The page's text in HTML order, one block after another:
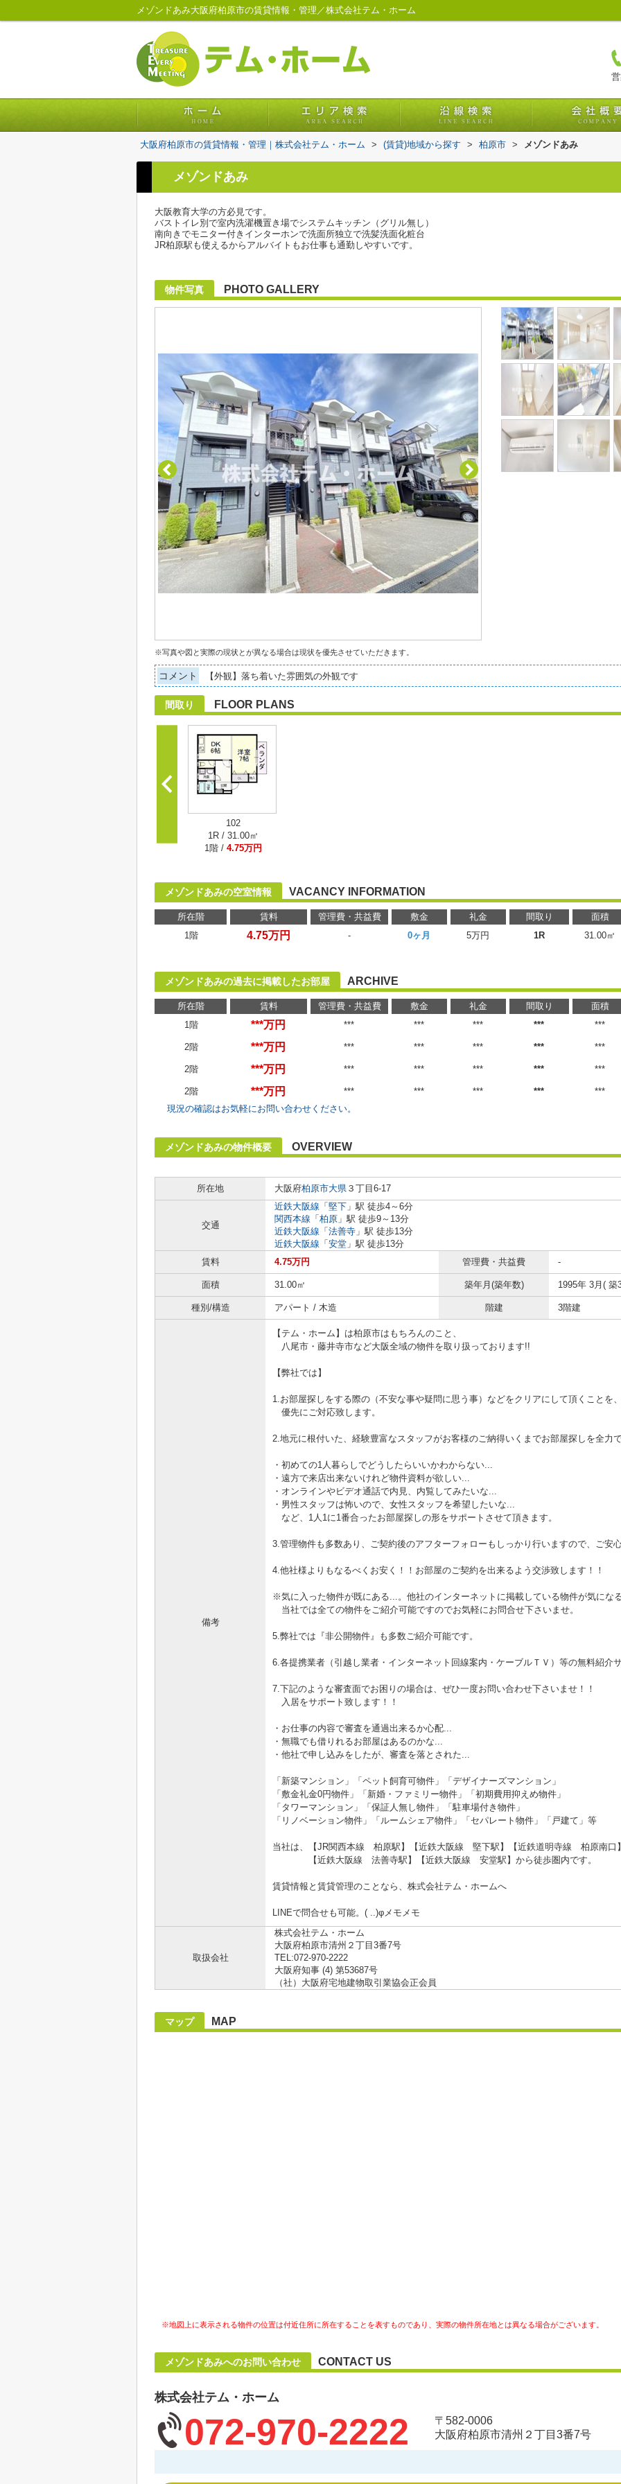
メゾンドあみ大阪府柏原市の賃貸情報・管理／株式会社テム・ホーム
大阪府柏原市の賃貸情報・管理｜株式会社テム・ホーム > (賃貸)地域から探す > 柏原市 > メゾンドあみ
メゾンドあみ
大阪教育大学の方必見です。
バストイレ別で室内洗濯機置き場でシステムキッチン（グリル無し）
南向きでモニター付きインターホンで洗面所独立で洗髪洗面化粧台
JR柏原駅も使えるからアルバイトもお仕事も通勤しやすいです。
物件写真 PHOTO GALLERY
※写真や図と実際の現状とが異なる場合は現状を優先させていただきます。
コメント 【外観】落ち着いた雰囲気の外観です
間取り FLOOR PLANS
102
1R / 31.00㎡
1階 / 4.75万円
メゾンドあみの空室情報 VACANCY INFORMATION
所在階 賃料 管理費・共益費 敷金 礼金 間取り 面積
1階
4.75万円 - 0ヶ月 5万円 1R 31.00㎡
メゾンドあみの過去に掲載したお部屋 ARCHIVE
所在階 賃料 管理費・共益費 敷金 礼金 間取り 面積
1階
***万円 *** *** *** *** ***
2階 ***万円 *** *** *** *** ***
2階 ***万円 *** *** *** *** ***
2階 ***万円 *** *** *** *** ***
現況の確認はお気軽にお問い合わせください。
メゾンドあみの物件概要 OVERVIEW
所在地
大阪府柏原市大県 ３丁目6-17
交通
近鉄大阪線 「 堅下 」駅 徒歩4～6分
関西本線 「 柏原 」駅 徒歩9～13分
近鉄大阪線 「 法善寺 」駅 徒歩13分
近鉄大阪線 「 安堂 」駅 徒歩13分
賃料
4.75万円 管理費・共益費 -
面積 31.00㎡ 築年月(築年数) 1995年 3月( 築
種別/構造 アパート / 木造 階建 3階建
備考
【テム・ホーム】は柏原市はもちろんのこと、
八尾市・藤井寺市など大阪全域の物件を取り扱っております!!
【弊社では】
1.お部屋探しをする際の（不安な事や疑問に思う事）などをクリアにして頂くことを、
優先にご対応致します。
2.地元に根付いた、経験豊富なスタッフがお客様のご納得いくまでお部屋探しを全力
・初めての1人暮らしでどうしたらいいかわからない...
・遠方で来店出来ないけれど物件資料が欲しい...
・オンラインやビデオ通話で内見、内覧してみたいな...
・男性スタッフは怖いので、女性スタッフを希望したいな...
など、1人1に1番合ったお部屋探しの形をサポートさせて頂きます。
3.管理物件も多数あり、ご契約後のアフターフォローもしっかり行いますので、ご安心
4.他社様よりもなるべくお安く！！お部屋のご契約を出来るよう交渉致します！！
※気に入った物件が既にある...。他社のインターネットに掲載している物件が気になる
当社では全ての物件をご紹介可能ですのでお気軽にお問合せ下さいませ。
5.弊社では『非公開物件』も多数ご紹介可能です。
6.各提携業者（引越し業者・インターネット回線案内・ケーブルＴＶ）等の無料紹介
7.下記のような審査面でお困りの場合は、ぜひ一度お問い合わせ下さいませ！！
入居をサポート致します！！
・お仕事の内容で審査を通過出来るか心配...
・無職でも借りれるお部屋はあるのかな...
・他社で申し込みをしたが、審査を落とされた...
「新築マンション」「ペット飼育可物件」「デザイナーズマンション」
「敷金礼金0円物件」「新婚・ファミリー物件」「初期費用抑えめ物件」
「タワーマンション」「保証人無し物件」「駐車場付き物件」
「リノベーション物件」「ルームシェア物件」「セパレート物件」「戸建て」等
当社は、【JR関西本線 柏原駅】【近鉄大阪線 堅下駅】【近鉄道明寺線 柏原南口】
【近鉄大阪線 法善寺駅】【近鉄大阪線 安堂駅】から徒歩圏内です。
賃貸情報と賃貸管理のことなら、株式会社テム・ホームへ
LINEで問合せも可能。( ..)φメモメモ
取扱会社
株式会社テム・ホーム
大阪府柏原市清州２丁目3番7号
TEL:072-970-2222
大阪府知事 (4) 第53687号
（社）大阪府宅地建物取引業協会正会員
マップ MAP
※地図上に表示される物件の位置は付近住所に所在することを表すものであり、実際の物件所在地とは異なる場合がございます。
メゾンドあみへのお問い合わせ CONTACT US
株式会社テム・ホーム
072-970-2222
〒582-0006
大阪府柏原市清州２丁目3番7号